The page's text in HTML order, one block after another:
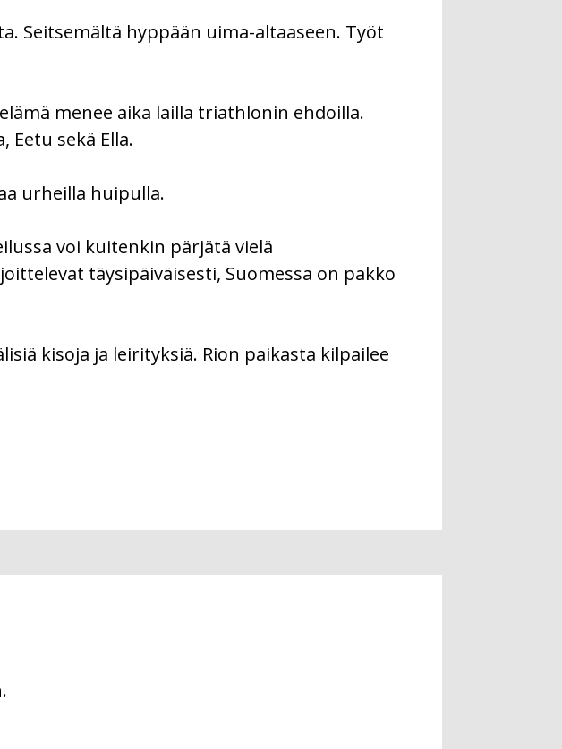
Seitsemältä hyppään uima-altaaseen. Työt
menee aika lailla triathlonin ehdoilla.
Eetu sekä Ella.
urheilla huipulla.
voi kuitenkin pärjätä vielä
täysipäiväisesti, Suomessa on pakko
kisoja ja leirityksiä. Rion paikasta kilpailee